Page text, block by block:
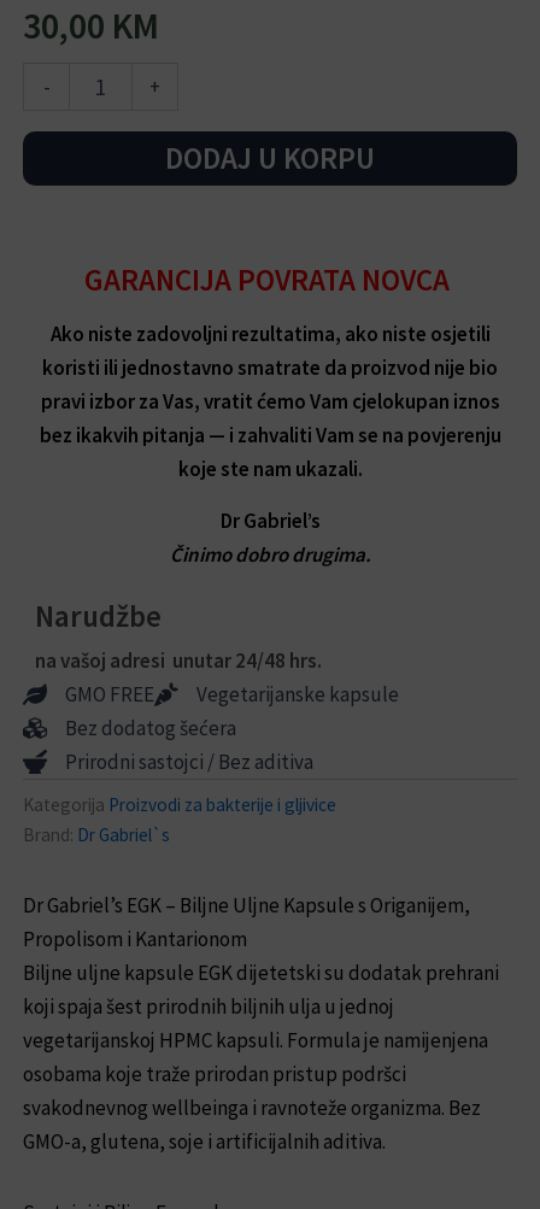
30,00 KM
-
60
bakterijskih
količina
+
DODAJ U KORPU
GARANCIJA POVRATA NOVCA
Ako niste zadovoljni rezultatima, ako niste osjetili
koristi ili jednostavno smatrate da proizvod nije bio
pravi izbor za Vas, vratit ćemo Vam cjelokupan iznos
bez ikakvih pitanja — i zahvaliti Vam se na povjerenju
koje ste nam ukazali.
Dr Gabriel’s
Činimo dobro drugima.
Narudžbe
na vašoj adresi unutar 24/48 hrs.
GMO FREE
Vegetarijanske kapsule
Bez dodatog šećera
Prirodni sastojci / Bez aditiva
Kategorija Proizvodi za bakterije i gljivice
Brand: Dr Gabriel`s
Dr Gabriel’s EGK – Biljne Uljne Kapsule s Origanijem,
Propolisom i Kantarionom
Biljne uljne kapsule EGK dijetetski su dodatak prehrani
koji spaja šest prirodnih biljnih ulja u jednoj
vegetarijanskoj HPMC kapsuli. Formula je namijenjena
osobama koje traže prirodan pristup podršci
svakodnevnog wellbeinga i ravnoteže organizma. Bez
GMO-a, glutena, soje i artificijal­nih aditiva.